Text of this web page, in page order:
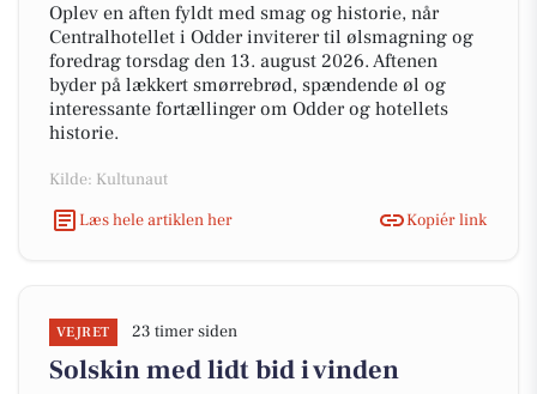
Oplev en aften fyldt med smag og historie, når
Centralhotellet i Odder inviterer til ølsmagning og
foredrag torsdag den 13. august 2026. Aftenen
byder på lækkert smørrebrød, spændende øl og
interessante fortællinger om Odder og hotellets
historie.
Kilde: Kultunaut
Læs hele artiklen her
Kopiér link
VEJRET 23 timer siden
Solskin med lidt bid i vinden